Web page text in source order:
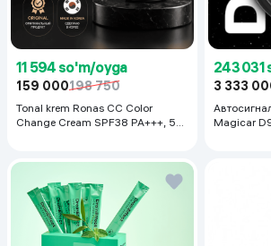
11 594 so'm/oyga
159 000198 750
Tonal krem Ronas CC Color
Change Cream SPF38 PA+++, 50
243 031
3 333
Magicar